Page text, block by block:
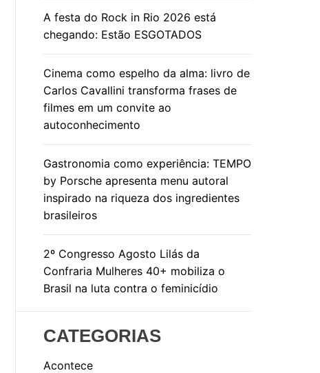
A festa do Rock in Rio 2026 está
chegando: Estão ESGOTADOS
Cinema como espelho da alma: livro de
Carlos Cavallini transforma frases de
filmes em um convite ao
autoconhecimento
Gastronomia como experiência: TEMPO
by Porsche apresenta menu autoral
inspirado na riqueza dos ingredientes
brasileiros
2º Congresso Agosto Lilás da
Confraria Mulheres 40+ mobiliza o
Brasil na luta contra o feminicídio
CATEGORIAS
Acontece